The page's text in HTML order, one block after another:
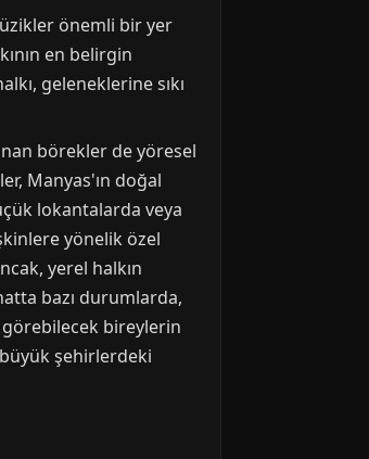
önemli bir yer
en belirgin
geleneklerine sıkı
börekler de yöresel
Manyas'ın doğal
lokantalarda veya
yönelik özel
yerel halkın
bazı durumlarda,
bireylerin
şehirlerdeki